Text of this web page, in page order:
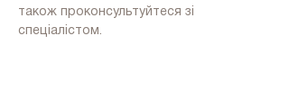
також проконсультуйтеся зі
спеціалістом.